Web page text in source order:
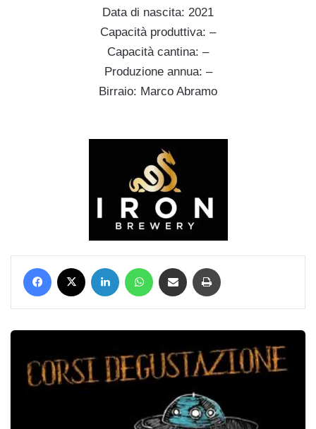
Data di nascita: 2021
Capacità produttiva: –
Capacità cantina: –
Produzione annua: –
Birraio: Marco Abramo
Facebook LinkedIn WhatsApp Condividi via mail